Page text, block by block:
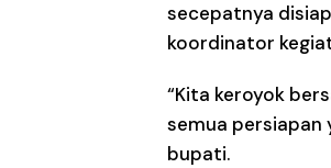
secepatnya
koordinator
“Kita keroyok
semua persiapan
bupati.